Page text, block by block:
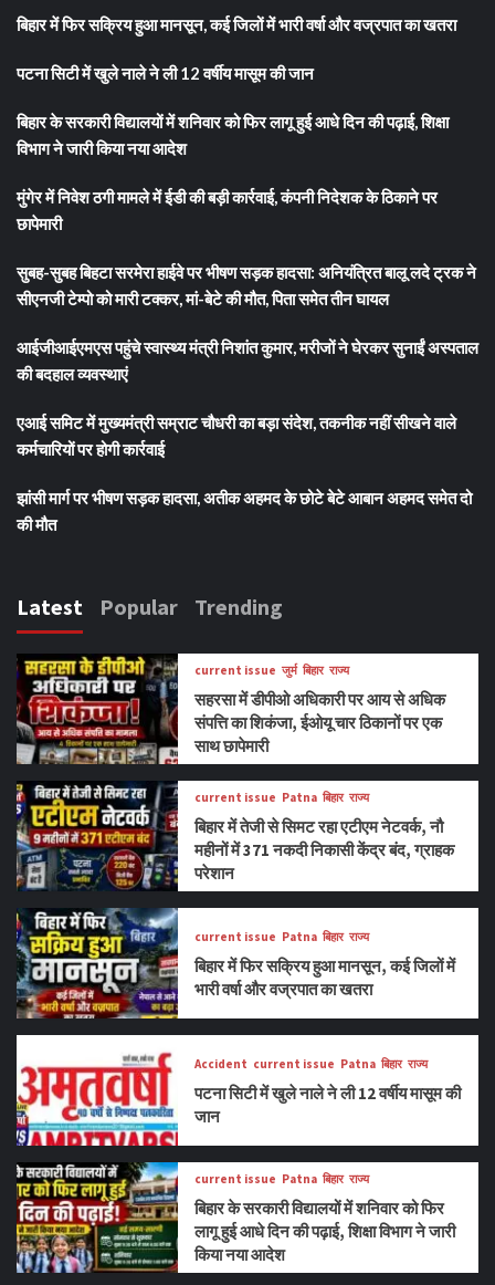
बिहार में फिर सक्रिय हुआ मानसून, कई जिलों में भारी वर्षा और वज्रपात का खतरा
पटना सिटी में खुले नाले ने ली 12 वर्षीय मासूम की जान
बिहार के सरकारी विद्यालयों में शनिवार को फिर लागू हुई आधे दिन की पढ़ाई, शिक्षा
विभाग ने जारी किया नया आदेश
मुंगेर में निवेश ठगी मामले में ईडी की बड़ी कार्रवाई, कंपनी निदेशक के ठिकाने पर
छापेमारी
सुबह-सुबह बिहटा सरमेरा हाईवे पर भीषण सड़क हादसा: अनियंत्रित बालू लदे ट्रक ने
सीएनजी टेम्पो को मारी टक्कर, मां-बेटे की मौत, पिता समेत तीन घायल
आईजीआईएमएस पहुंचे स्वास्थ्य मंत्री निशांत कुमार, मरीजों ने घेरकर सुनाईं अस्पताल
की बदहाल व्यवस्थाएं
एआई समिट में मुख्यमंत्री सम्राट चौधरी का बड़ा संदेश, तकनीक नहीं सीखने वाले
कर्मचारियों पर होगी कार्रवाई
झांसी मार्ग पर भीषण सड़क हादसा, अतीक अहमद के छोटे बेटे आबान अहमद समेत दो
की मौत
Latest Popular Trending
current issue जुर्म बिहार राज्य
सहरसा में डीपीओ अधिकारी पर आय से अधिक
संपत्ति का शिकंजा, ईओयू चार ठिकानों पर एक
साथ छापेमारी
current issue Patna बिहार राज्य
बिहार में तेजी से सिमट रहा एटीएम नेटवर्क, नौ
महीनों में 371 नकदी निकासी केंद्र बंद, ग्राहक
परेशान
current issue Patna बिहार राज्य
बिहार में फिर सक्रिय हुआ मानसून, कई जिलों में
भारी वर्षा और वज्रपात का खतरा
Accident current issue Patna बिहार राज्य
पटना सिटी में खुले नाले ने ली 12 वर्षीय मासूम की
जान
current issue Patna बिहार राज्य
बिहार के सरकारी विद्यालयों में शनिवार को फिर
लागू हुई आधे दिन की पढ़ाई, शिक्षा विभाग ने जारी
किया नया आदेश